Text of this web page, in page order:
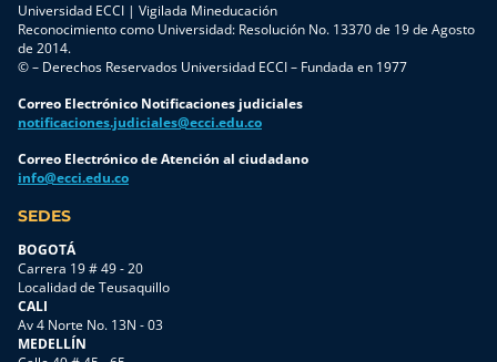
Universidad ECCI | Vigilada Mineducación
Reconocimiento como Universidad: Resolución No. 13370 de 19 de Agosto
de 2014.
© – Derechos Reservados Universidad ECCI – Fundada en 1977
Correo Electrónico Notificaciones judiciales
notificaciones.judiciales@ecci.edu.co
Correo Electrónico de Atención al ciudadano
info@ecci.edu.co
SEDES
BOGOTÁ
Carrera 19 # 49 - 20
Localidad de Teusaquillo
CALI
Av 4 Norte No. 13N - 03
MEDELLÍN